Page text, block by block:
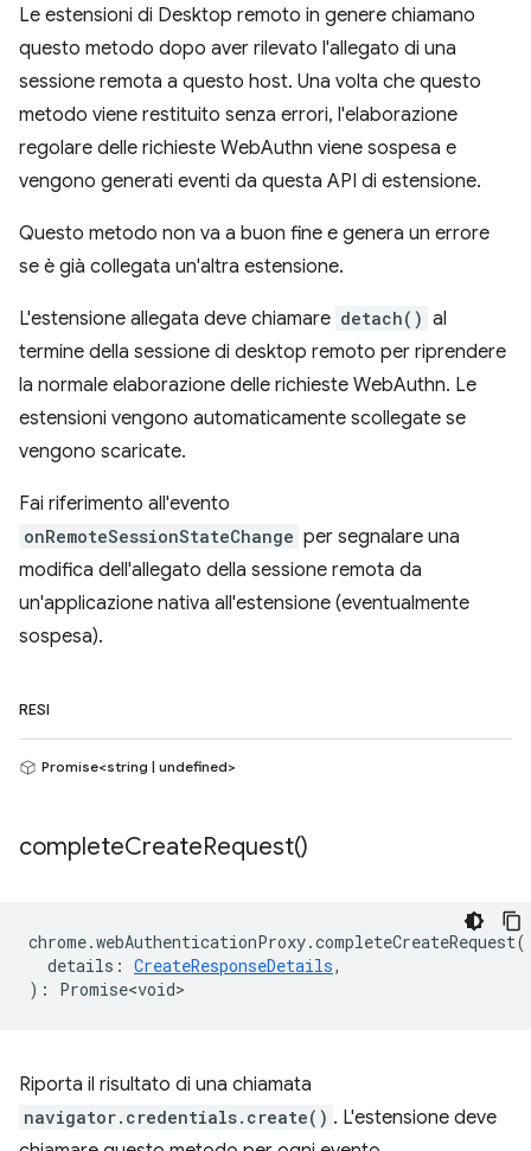
Le estensioni di Desktop remoto in genere chiamano
questo metodo dopo aver rilevato l'allegato di una
sessione remota a questo host. Una volta che questo
metodo viene restituito senza errori, l'elaborazione
regolare delle richieste WebAuthn viene sospesa e
vengono generati eventi da questa API di estensione.
Questo metodo non va a buon fine e genera un errore
se è già collegata un'altra estensione.
L'estensione allegata deve chiamare detach() al
termine della sessione di desktop remoto per riprendere
la normale elaborazione delle richieste WebAuthn. Le
estensioni vengono automaticamente scollegate se
vengono scaricate.
Fai riferimento all'evento
onRemoteSessionStateChange per segnalare una
modifica dell'allegato della sessione remota da
un'applicazione nativa all'estensione (eventualmente
sospesa).
RESI
Promise<string | undefined>
completeCreateRequest()
chrome.webAuthenticationProxy.completeCreateRequest(
details : CreateResponseDetails,
) : Promise<void>
Riporta il risultato di una chiamata
navigator.credentials.create() . L'estensione deve